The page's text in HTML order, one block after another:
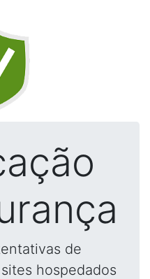
de
hospedados